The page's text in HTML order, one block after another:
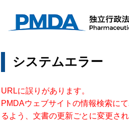
システムエラー
URLに誤りがあります。
PMDAウェブサイトの情報検索に
るよう、文書の更新ごとに変更さ